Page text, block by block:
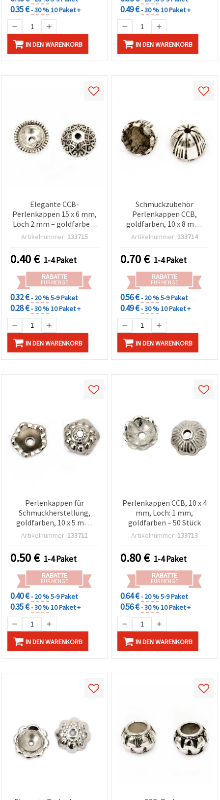
0.35 €- 30 %10 Paket +
IN DEN WARENKORB
0.49 €- 30 %10 Paket +
IN DEN WARENKORB
Elegante CCB-
Perlenkappen 15 x 6 mm,
Loch 2 mm – goldfarben,
10 Stk. für dekorative &
Schmuckabschlüsse
Artikelnummer: 133715
0.40€ 1-4 Paket
RABATTE
FÜR MENGE
0.32 €- 20 %5-9 Paket
0.28 €- 30 %10 Paket +
IN DEN WARENKORB
Schmuckzubehör
Perlenkappen CCB,
goldfarben, 10 x 8 mm,
Loch: 1 mm – 20 Stück
Artikelnummer: 133714
0.70€ 1-4 Paket
RABATTE
FÜR MENGE
0.56 €- 20 %5-9 Paket
0.49 €- 30 %10 Paket +
IN DEN WARENKORB
Perlenkappen für
Schmuckherstellung,
goldfarben, 10 x 5 mm,
Loch 1 mm, 50er Pack
Artikelnummer: 133711
0.50€ 1-4 Paket
RABATTE
FÜR MENGE
0.40 €- 20 %5-9 Paket
0.35 €- 30 %10 Paket +
IN DEN WARENKORB
Perlenkappen CCB, 10 x 4
mm, Loch: 1 mm,
goldfarben – 50 Stück
Artikelnummer: 133713
0.80€ 1-4 Paket
RABATTE
FÜR MENGE
0.64 €- 20 %5-9 Paket
0.56 €- 30 %10 Paket +
IN DEN WARENKORB